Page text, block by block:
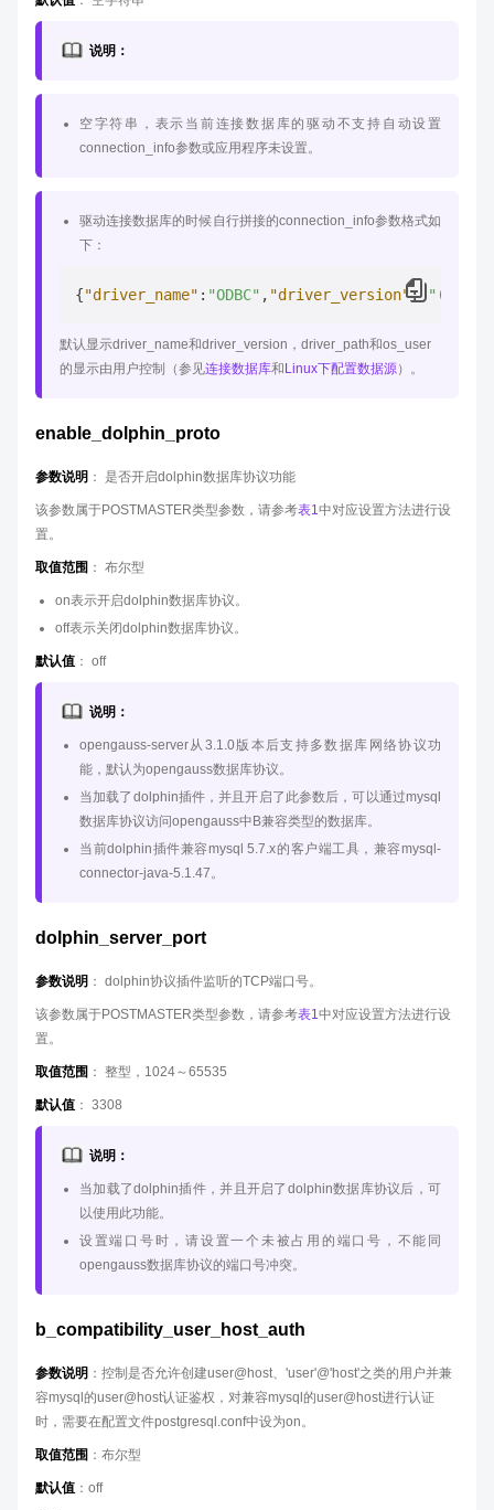
说明：
空字符串，表示当前连接数据库的驱动不支持自动设置
connection_info参数或应用程序未设置。
驱动连接数据库的时候自行拼接的connection_info参数格式如
下：
{"driver_name" : "ODBC" , "driver_version":
默认显示driver_name和driver_version，driver_path和os_user
的显示由用户控制（参见连接数据库和 Linux下配置数据源）。
enable_dolphin_proto
参数说明 ： 是否开启dolphin数据库协议功能
该参数属于POSTMASTER类型参数，请参考表1中对应设置方法进行设
置。
取值范围 ： 布尔型
on表示开启dolphin数据库协议。
off表示关闭dolphin数据库协议。
默认值 ： off
说明：
opengauss-server从3.1.0版本后支持多数据库网络协议功
能，默认为opengauss数据库协议。
当加载了dolphin插件，并且开启了此参数后，可以通过mysql
数据库协议访问opengauss中B兼容类型的数据库。
当前dolphin插件兼容mysql 5.7.x的客户端工具，兼容mysql-
connector-java-5.1.47。
dolphin_server_port
参数说明 ： dolphin协议插件监听的TCP端口号。
该参数属于POSTMASTER类型参数，请参考表1中对应设置方法进行设
置。
取值范围 ： 整型，1024～65535
默认值 ： 3308
说明：
当加载了dolphin插件，并且开启了dolphin数据库协议后，可
以使用此功能。
设置端口号时，请设置一个未被占用的端口号，不能同
opengauss数据库协议的端口号冲突。
b_compatibility_user_host_auth
参数说明 ：控制是否允许创建user@host、'user'@'host'之类的用户并兼
容mysql的user@host认证鉴权，对兼容mysql的user@host进行认证
时，需要在配置文件postgresql.conf中设为on。
取值范围 ：布尔型
默认值 ：off